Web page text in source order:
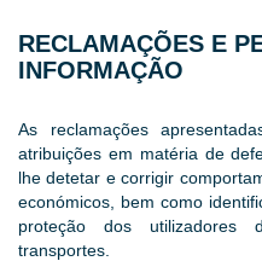
RECLAMAÇÕES E
INFORMAÇÃO
As reclamações
atribuições em matéria de
lhe detetar e corrigir
económicos, bem como
proteção dos
transportes.